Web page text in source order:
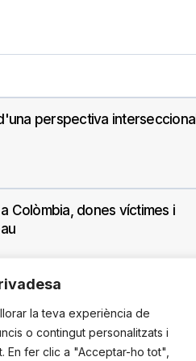
la teva experiència de
o contingut personalitzats i
En fer clic a "Acceptar-ho tot",
perspectiva interseccional
Colòmbia, dones víctimes i